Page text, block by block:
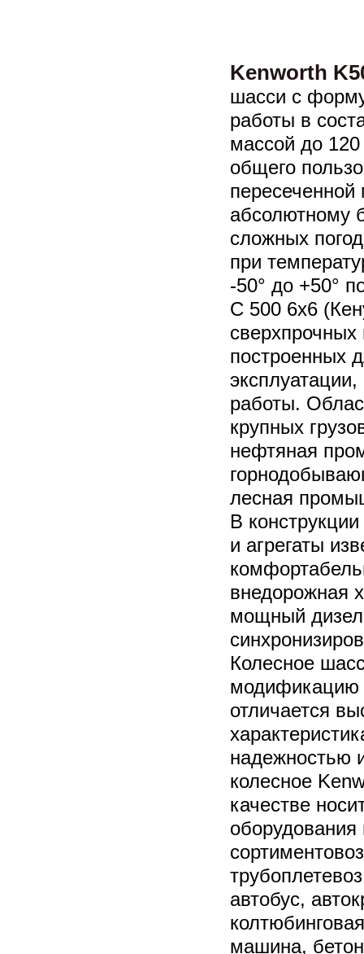
Kenworth
шасси с
работы в
массой до 120
общего
абсолютному
сложных
при
-50° до +50°
C 500 6x6
сверхпрочных
построенных
работы.
крупных
нефтяная
лесная
В
и агрегаты
внедорожная
мощный
Колесное
модификацию
отличается
надежностью
колесное
качестве
оборудования
автобус,
машина,